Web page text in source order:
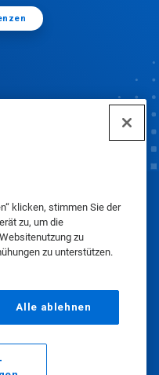
klicken, stimmen Sie der
zu, um die
zu
zu unterstützen.
Alle ablehnen
2025